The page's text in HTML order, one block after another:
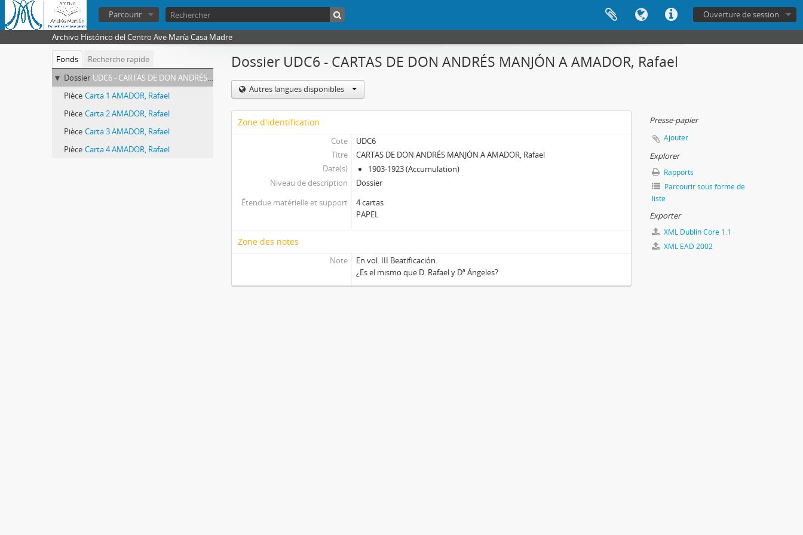
Ouverture de session
Parcourir
Archivo Histórico del Centro Ave María Casa Madre
Fonds
Recherche rapide
Dossier UDC6 - CARTAS DE DON ANDRÉS MANJÓN A AMADOR, Rafael
Pièce Carta 1 AMADOR, Rafael
Pièce Carta 2 AMADOR, Rafael
Pièce Carta 3 AMADOR, Rafael
Pièce Carta 4 AMADOR, Rafael
Dossier UDC6 - CARTAS DE DON ANDRÉS MANJÓN A AMADOR, Rafael
Autres langues disponibles
Zone d'identification
Cote
UDC6
Titre
CARTAS DE DON ANDRÉS MANJÓN A AMADOR, Rafael
Date(s)
1903-1923 (Accumulation)
Niveau de description
Dossier
Étendue matérielle et support
4 cartas
PAPEL
Zone des notes
Note
En vol. III Beatificación.
¿Es el mismo que D. Rafael y Dª Ángeles?
Presse-papier
Ajouter
Explorer
Rapports
Parcourir sous forme de
liste
Exporter
XML Dublin Core 1.1
XML EAD 2002